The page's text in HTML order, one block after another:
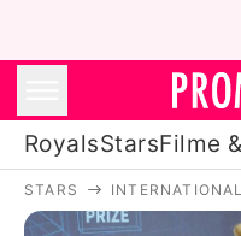
RoyalsStarsFilme
STARS